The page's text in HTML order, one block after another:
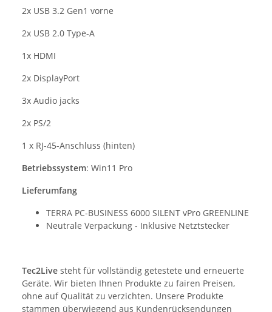
2x USB 3.2 Gen1 vorne
2x USB 2.0 Type-A
1x HDMI
2x DisplayPort
3x Audio jacks
2x PS/2
1 x RJ-45-Anschluss (hinten)
Betriebssystem: Win11 Pro
Lieferumfang
TERRA PC-BUSINESS 6000 SILENT vPro GREENLINE
Neutrale Verpackung - Inklusive Netztstecker
Tec2Live steht für vollständig getestete und erneuerte
Geräte. Wir bieten Ihnen Produkte zu fairen Preisen,
ohne auf Qualität zu verzichten. Unsere Produkte
stammen überwiegend aus Kundenrücksendungen